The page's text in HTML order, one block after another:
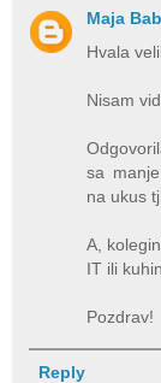
Maja
Hvala
Nisam
sa
na ukus
A,
IT ili
Pozdrav!
Reply